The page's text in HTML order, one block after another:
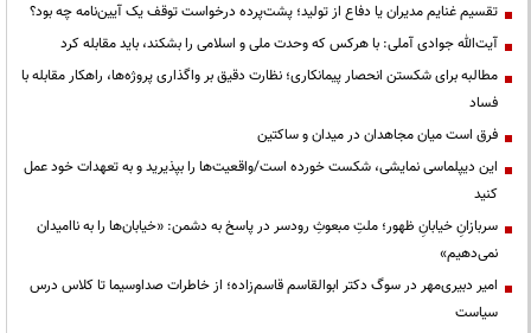
تقسیم غنایم مدیران یا دفاع از تولید؛ پشت‌پرده درخواست توقف یک آیین‌نامه چه بود؟
آیت‌الله جوادی آملی: با هرکس که وحدت ملی و اسلامی را بشکند، باید مقابله کرد
مطالبه برای شکستن انحصار پیمانکاری؛ نظارت دقیق بر واگذاری پروژه‌ها، راهکار مقابله با
فساد
فرق است میان مجاهدان در میدان و ساکتین
این دیپلماسی نمایشی، شکست خورده است/واقعیت‌ها را بپذیرید و به تعهدات خود عمل
کنید
سربازانِ خیابانِ ظهور؛ ملتِ مبعوثِ رودسر در پاسخ به دشمن: «خیابان‌ها را به ناامیدان
نمی‌دهیم»
امیر دبیری‌مهر در سوگ دکتر ابوالقاسم قاسم‌زاده؛ از خاطرات صداوسیما تا کلاس درس
سیاست